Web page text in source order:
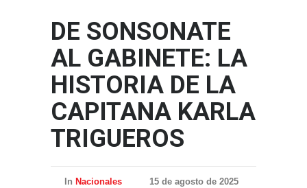
DE SONSONATE
AL GABINETE: LA
HISTORIA DE LA
CAPITANA KARLA
TRIGUEROS
In Nacionales
15 de agosto de 2025